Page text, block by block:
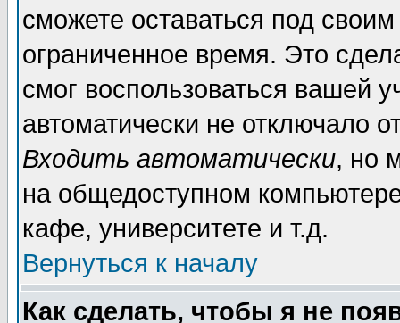
сможете оставаться под
ограниченное время. Это
смог воспользоваться вашей
автоматически не отключало
Входить автоматически, но
на общедоступном
кафе, университете и т.д.
Вернуться к началу
Как сделать, чтобы я не